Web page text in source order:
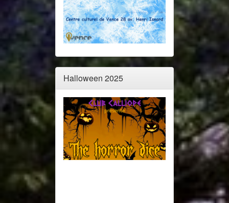
Halloween 2025